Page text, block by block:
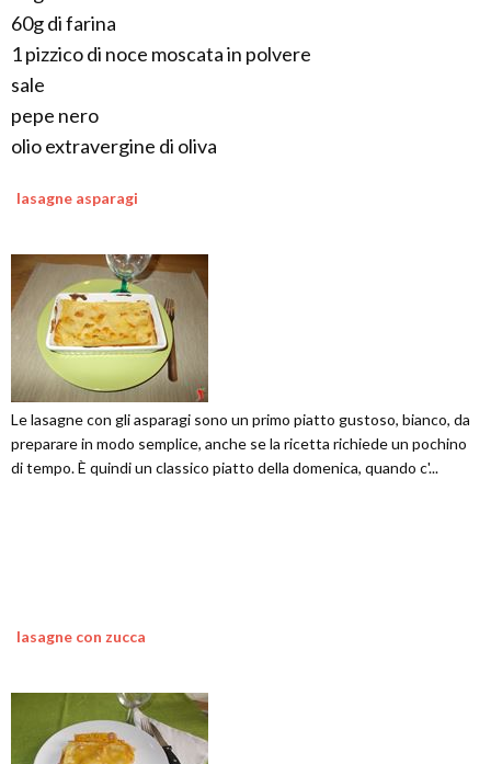
60g di farina
1 pizzico di noce moscata in polvere
sale
pepe nero
olio extravergine di oliva
lasagne asparagi
Le lasagne con gli asparagi sono un primo piatto gustoso, bianco, da
preparare in modo semplice, anche se la ricetta richiede un pochino
di tempo. È quindi un classico piatto della domenica, quando c'...
lasagne con zucca